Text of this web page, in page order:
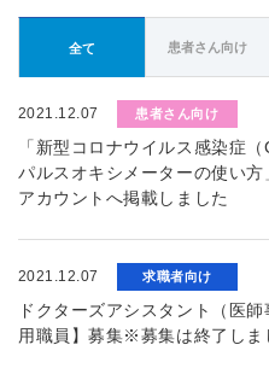
全て 患者さん向け
2021.12.07 患者さん向け
「新型コロナウイルス感染症
パルスオキシメーターの使い
アカウントへ掲載しました
2021.12.07 求職者向け
ドクターズアシスタント（医
用職員】募集※募集は終了しま